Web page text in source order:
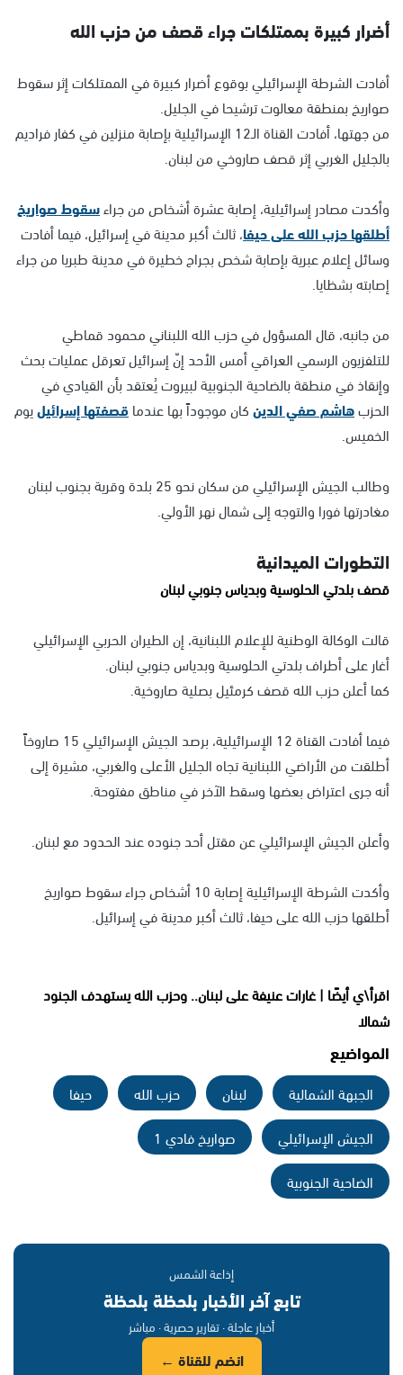
أضرار كبيرة بممتلكات جراء قصف من حزب الله
أفادت الشرطة الإسرائيلي بوقوع أضرار كبيرة في الممتلكات إثر سقوط
صواريخ بمنطقة معالوت ترشيحا في الجليل.
من جهتها، أفادت القناة الـ12 الإسرائيلية بإصابة منزلين في كفار فراديم
بالجليل الغربي إثر قصف صاروخي من لبنان.
وأكدت مصادر إسرائيلية، إصابة عشرة أشخاص من جراءسقوط صواريخ
أطلقها حزب الله على حيفا، ثالث أكبر مدينة في إسرائيل، فيما أفادت
وسائل إعلام عبرية بإصابة شخص بجراح خطيرة في مدينة طبريا من جراء
إصابته بشظايا.
من جانبه، قال المسؤول في حزب الله اللبناني محمود قماطي
للتلفزيون الرسمي العراقي أمس الأحد إنّ إسرائيل تعرقل عمليات بحث
وإنقاذ في منطقة بالضاحية الجنوبية لبيروت يُعتقد بأن القيادي في
الحزبهاشم صفي الدينكان موجوداً بها عندماقصفتها إسرائيليوم
الخميس.
وطالب الجيش الإسرائيلي من سكان نحو 25 بلدة وقرية بجنوب لبنان
مغادرتها فورا والتوجه إلى شمال نهر الأولي.
التطورات الميدانية
قصف بلدتي الحلوسية وبدياس جنوبي لبنان
قالت الوكالة الوطنية للإعلام اللبنانية، إن الطيران الحربي الإسرائيلي
أغار على أطراف بلدتي الحلوسية وبدياس جنوبي لبنان.
كما أعلن حزب الله قصف كرمئيل بصلية صاروخية. ‏
فيما أفادت القناة 12 الإسرائيلية، برصد الجيش الإسرائيلي 15 صاروخاً
أطلقت من الأراضي اللبنانية تجاه الجليل الأعلى والغربي، مشيرة إلى
أنه جرى اعتراض بعضها وسقط الآخر في مناطق مفتوحة.
وأعلن الجيش الإسرائيلي عن مقتل أحد جنوده عند الحدود مع لبنان.
وأكدت الشرطة الإسرائيلية إصابة 10 أشخاص جراء سقوط صواريخ
أطلقها حزب الله على حيفا، ثالث أكبر مدينة في إسرائيل.
اقرأ\ي أيضًا | غارات عنيفة على لبنان.. وحزب الله يستهدف الجنود
شمالا
المواضيع
الجبهة الشمالية لبنان حزب الله
حيفا
الجيش الإسرائيلي
صواريخ فادي 1
الضاحية الجنوبية
إذاعة الشمس
تابع آخر الأخبار بلحظة بلحظة
أخبار عاجلة · تقارير حصرية · مباشر
انضم للقناة ←